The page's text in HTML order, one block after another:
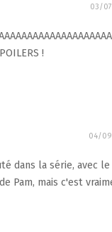
03/
!
04/
dans la série, avec
Pam, mais c'est